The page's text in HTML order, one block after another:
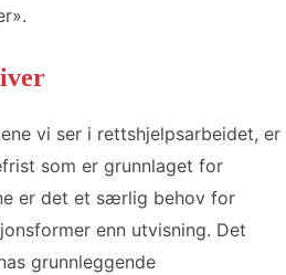
vi ser i rettshjelpsarbeidet, er
som er grunnlaget for
er det et særlig behov for
enn utvisning. Det
grunnleggende